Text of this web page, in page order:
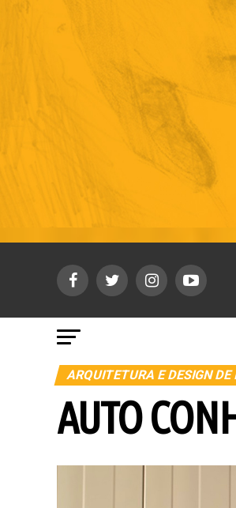
ARQUITETURA E DESIGN DE
AUTO